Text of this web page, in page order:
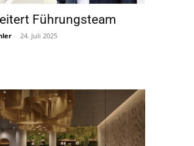
Führungsteam
- 24. Juli 2025